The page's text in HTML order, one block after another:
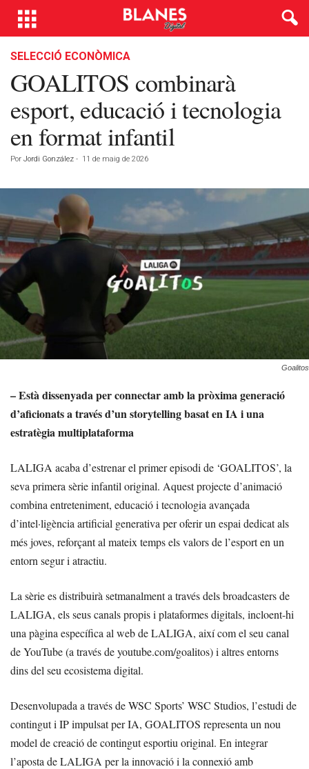
SELECCIÓ ECONÒMICA
GOALITOS combinarà
esport, educació i tecnologia
en format infantil
Por Jordi González - 11 de maig de 2026
Goalitos
– Està dissenyada per connectar amb la pròxima generació
d’aficionats a través d’un storytelling basat en IA i una
estratègia multiplataforma
LALIGA acaba d’estrenar el primer episodi de ‘GOALITOS’, la
seva primera sèrie infantil original. Aquest projecte d’animació
combina entreteniment, educació i tecnologia avançada
d’intel·ligència artificial generativa per oferir un espai dedicat als
més joves, reforçant al mateix temps els valors de l’esport en un
entorn segur i atractiu.
La sèrie es distribuirà setmanalment a través dels broadcasters de
LALIGA, els seus canals propis i plataformes digitals, incloent-hi
una pàgina específica al web de LALIGA, així com el seu canal
de YouTube (a través de youtube.com/goalitos) i altres entorns
dins del seu ecosistema digital.
Desenvolupada a través de WSC Sports’ WSC Studios, l’estudi de
contingut i IP impulsat per IA, GOALITOS representa un nou
model de creació de contingut esportiu original. En integrar
l’aposta de LALIGA per la innovació i la connexió amb